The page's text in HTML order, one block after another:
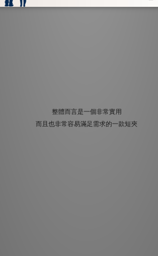
整體而言是一個非常實用
而且也非常容易滿足需求的一款短夾